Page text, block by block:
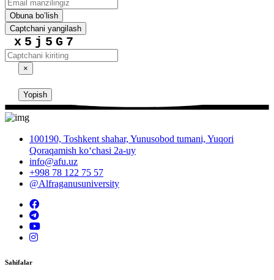
Obuna boʼlish
Captchani yangilash
x5j5G7
×
Yopish
100190, Toshkent shahar, Yunusobod tumani, Yuqori
Qoraqamish ko‘chasi 2a-uy
info@afu.uz
+998 78 122 75 57
@Alfraganusuniversity
Sahifalar